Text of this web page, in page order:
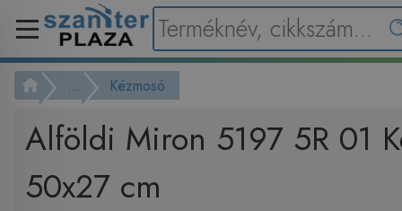
... Kézmosó
Alföldi Miron 5197 5R 01
50x27 cm